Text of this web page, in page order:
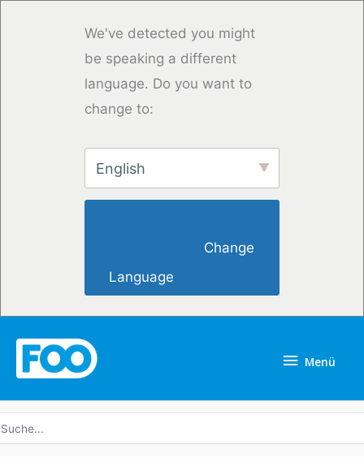
We've detected you might
be speaking a different
language. Do you want to
change to:
English
Language
Menü